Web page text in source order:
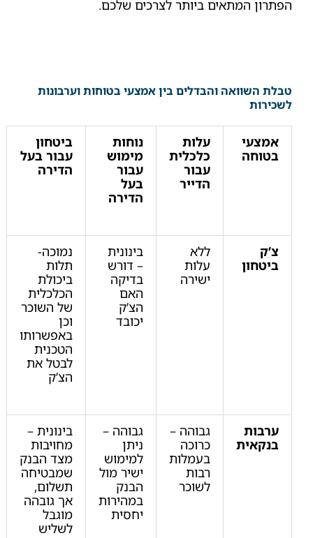
הפתרון המתאים ביותר לצרכים שלכם.
טבלת השוואה והבדלים בין אמצעי בטוחות וערבונות
לשכירות
אמצעי
בטוחה
עלות
כלכלית
עבור
הדייר
נוחות
מימוש
עבור
בעל
הדירה
ביטחון
עבור בעל
הדירה
צ’ק
ביטחון
ללא
עלות
ישירה
בינונית
– דורש
בדיקה
האם
הצ’ק
יכובד
נמוכה-
תלות
ביכולת
הכלכלית
של השוכר
וכן
באפשרותו
הטכנית
לבטל את
הצ’ק
ערבות
בנקאית
גבוהה –
כרוכה
בעמלות
רבות
לשוכר
גבוהה –
ניתן
למימוש
ישיר מול
הבנק
במהירות
יחסית
בינונית –
מחויבות
מצד הבנק
שמבטיחה
תשלום,
אך גובהה
מוגבל
לשליש